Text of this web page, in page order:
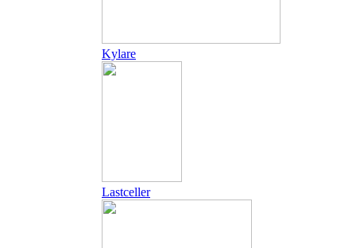
Kylare
Lastceller